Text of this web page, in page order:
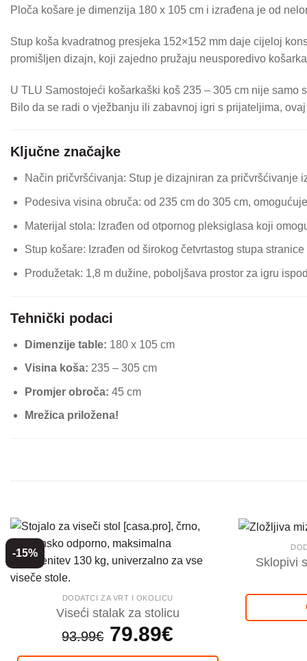
Ploča košare je dimenzija 180 x 105 cm i izrađena je od
Stup koša kvadratnog presjeka 152×152 mm daje cijeloj
promišljen dizajn, koji zajedno pružaju neusporedivo
U TLU Samostojeći košarkaški koš 235 – 305 cm nije
Bilo da se radi o vježbanju ili zabavnoj igri s prijateljima,
Ključne značajke
Način pričvršćivanja: Stup je dizajniran za pričvršćivanje
Podesiva visina obruča: od 235 cm do 305 cm,
Materijal stola: Izrađen od otpornog pleksiglasa koji
Stup košare: Izrađen od širokog četvrtastog stupa
Produžetak: 1,8 m dužine, poboljšava prostor za igru
Tehnički podaci
Dimenzije table: 180 x 105 cm
Visina koša: 235 – 305 cm
Promjer obroča: 45 cm
Mrežica priložena!
-15%
DODATCI ZA VRT I OKOLICU
Viseći stalak za stolicu
93.99€
Izvorna
cijena
je:
79.89€
79.89€.
Sklopivi